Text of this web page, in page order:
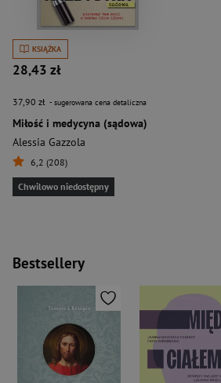
KSIĄŻKA
28,43 zł
37,90 zł - sugerowana cena detaliczna
Miłość i medycyna (sądowa)
Alessia Gazzola
6,2 (208)
Chwilowo niedostępny
Bestsellery